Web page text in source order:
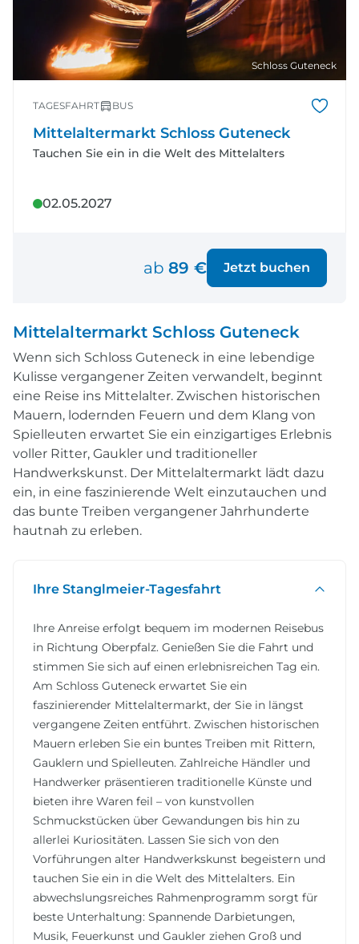
Schloss Guteneck
TAGESFAHRT BUS
Mittelaltermarkt Schloss Guteneck
Tauchen Sie ein in die Welt des Mittelalters
02.05.2027
ab 89 € Jetzt buchen
Mittelaltermarkt Schloss Guteneck
Wenn sich Schloss Guteneck in eine lebendige
Kulisse vergangener Zeiten verwandelt, beginnt
eine Reise ins Mittelalter. Zwischen historischen
Mauern, lodernden Feuern und dem Klang von
Spielleuten erwartet Sie ein einzigartiges Erlebnis
voller Ritter, Gaukler und traditioneller
Handwerkskunst. Der Mittelaltermarkt lädt dazu
ein, in eine faszinierende Welt einzutauchen und
das bunte Treiben vergangener Jahrhunderte
hautnah zu erleben.
Ihre Stanglmeier-Tagesfahrt
Ihre Anreise erfolgt bequem im modernen Reisebus
in Richtung Oberpfalz. Genießen Sie die Fahrt und
stimmen Sie sich auf einen erlebnisreichen Tag ein.
Am Schloss Guteneck erwartet Sie ein
faszinierender Mittelaltermarkt, der Sie in längst
vergangene Zeiten entführt. Zwischen historischen
Mauern erleben Sie ein buntes Treiben mit Rittern,
Gauklern und Spielleuten. Zahlreiche Händler und
Handwerker präsentieren traditionelle Künste und
bieten ihre Waren feil – von kunstvollen
Schmuckstücken über Gewandungen bis hin zu
allerlei Kuriositäten. Lassen Sie sich von den
Vorführungen alter Handwerkskunst begeistern und
tauchen Sie ein in die Welt des Mittelalters. Ein
abwechslungsreiches Rahmenprogramm sorgt für
beste Unterhaltung: Spannende Darbietungen,
Musik, Feuerkunst und Gaukler ziehen Groß und